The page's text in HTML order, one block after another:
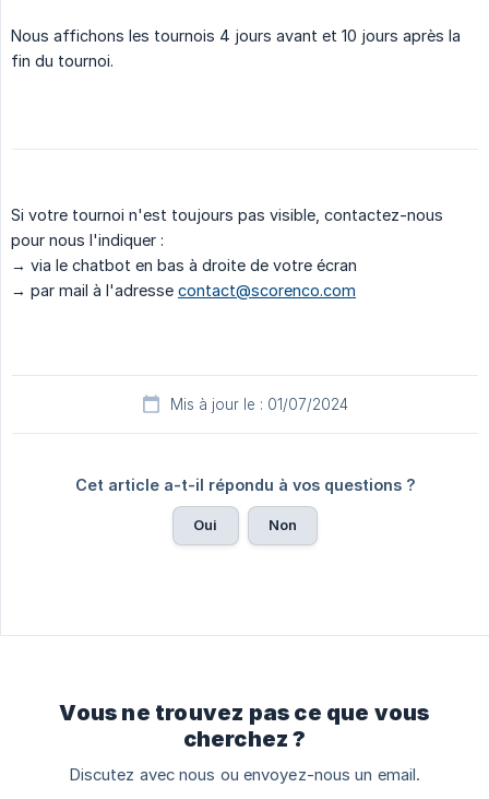
Nous affichons les tournois 4 jours avant et 10 jours après la
fin du tournoi.
Si votre tournoi n'est toujours pas visible, contactez-nous
pour nous l'indiquer :
→ via le chatbot en bas à droite de votre écran
→ par mail à l'adresse contact@scorenco.com
Mis à jour le : 01/07/2024
Cet article a-t-il répondu à vos questions ?
Oui Non
Vous ne trouvez pas ce que vous
cherchez ?
Discutez avec nous ou envoyez-nous un email.